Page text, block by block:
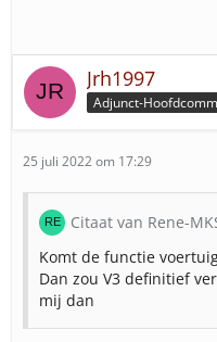
Jrh1997
25 juli 2022 om 17:29
Citaat van Rene-
Komt de functie
Dan zou V3 definitief
mij dan